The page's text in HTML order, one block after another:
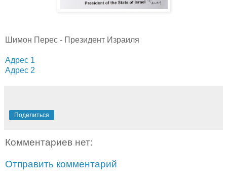
Шимон Перес - Президент Израиля
Адрес 1
Адрес 2
Поделиться
Комментариев нет:
Отправить комментарий